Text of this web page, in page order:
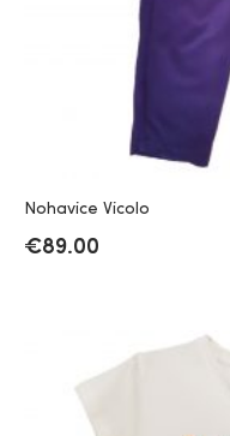
Nohavice Vicolo
€89.00